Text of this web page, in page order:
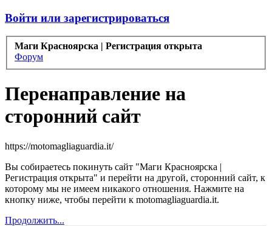
Войти или зарегистрироваться
Маги Красноярска | Регистрация открыта
Форум
Перенаправление на
сторонний сайт
https://motomagliaguardia.it/
Вы собираетесь покинуть сайт "Маги Красноярска |
Регистрация открыта" и перейти на другой, сторонний сайт, к
которому мы не имеем никакого отношения. Нажмите на
кнопку ниже, чтобы перейти к motomagliaguardia.it.
Продолжить...